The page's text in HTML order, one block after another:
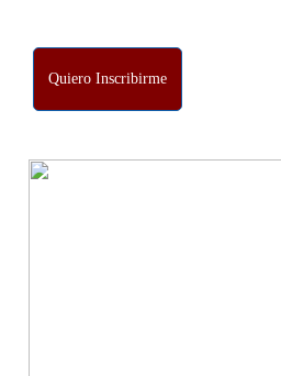
Quiero Inscribirme